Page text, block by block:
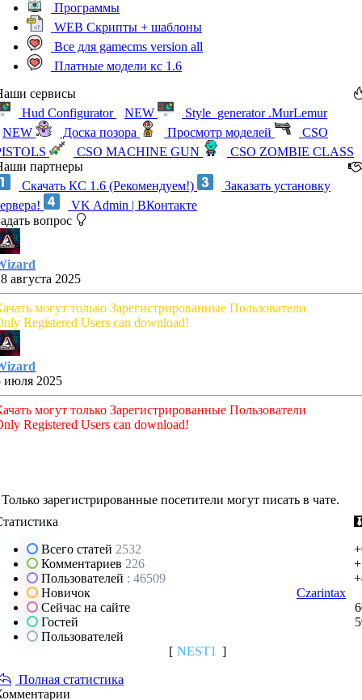
Программы
WEB Скрипты + шаблоны
Все для gamecms version all
Платные модели кс 1.6
сервисы
Hud Configurator
NEW
Style_generator .MurLemur
NEW
Доска позора Просмотр моделей
CSO
CSO MACHINE GUN
CSO ZOMBIE CLASS
партнеры
Скачать КС 1.6 (Рекомендуем!)
Заказать установку
VK Admin | ВКонтакте
вопрос
августа 2025
могут только Зарегистрированные Пользователи
Registered Users can download!
июля 2025
могут только Зарегистрированные Пользователи
Registered Users can download!
Только зарегистрированные посетители могут писать в чате.
Всего статей 2532
Комментариев 226
Пользователей : 46509
Новичок
Czarintax
Сейчас на сайте
Гостей
Пользователей
[ NEST1 ]
Полная статистика